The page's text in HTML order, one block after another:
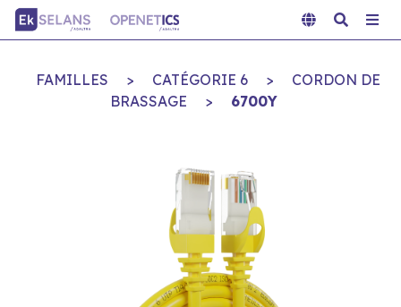
FAMILLES > CATÉGORIE 6 >
CORDON DE
BRASSAGE
> 6700Y